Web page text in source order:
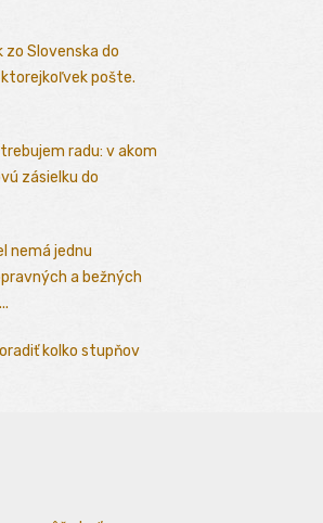
zo Slovenska do
pošte.
radu: v akom
zásielku do
nemá jednu
a bežných
kolko stupňov